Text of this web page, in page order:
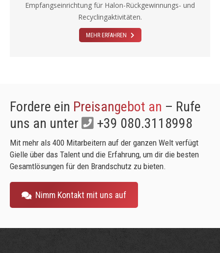
Empfangseinrichtung für Halon-Rückgewinnungs- und
Recyclingaktivitäten.
MEHR ERFAHREN
Fordere ein Preisangebot an – Rufe
uns an unter
+39 080.3118998
Mit mehr als 400 Mitarbeitern auf der ganzen Welt verfügt
Gielle über das Talent und die Erfahrung, um dir die besten
Gesamtlösungen für den Brandschutz zu bieten.
Nimm Kontakt mit uns auf